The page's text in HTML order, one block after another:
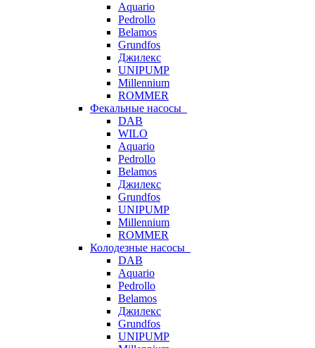
Aquario
Pedrollo
Belamos
Grundfos
Джилекс
UNIPUMP
Millennium
ROMMER
Фекальные насосы
DAB
WILO
Aquario
Pedrollo
Belamos
Джилекс
Grundfos
UNIPUMP
Millennium
ROMMER
Колодезные насосы
DAB
Aquario
Pedrollo
Belamos
Джилекс
Grundfos
UNIPUMP